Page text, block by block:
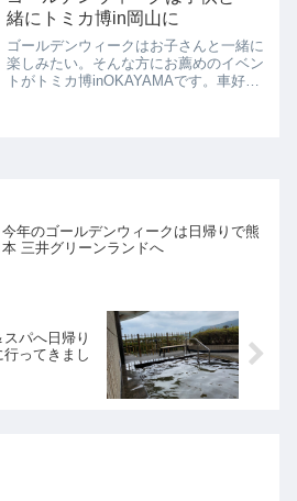
た。
緒にトミカ博in岡山に
ゴールデンウィークはお子さんと一緒に
楽しみたい。そんな方にお薦めのイベン
トがトミカ博inOKAYAMAです。車好き
今年のゴールデンウィークは日帰りで熊
本 三井グリーンランドへ
パへ日帰り
ってきまし